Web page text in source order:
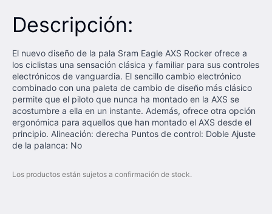
Descripción:
El nuevo diseño de la pala Sram Eagle AXS Rocker ofrece a
los ciclistas una sensación clásica y familiar para sus controles
electrónicos de vanguardia. El sencillo cambio electrónico
combinado con una paleta de cambio de diseño más clásico
permite que el piloto que nunca ha montado en la AXS se
acostumbre a ella en un instante. Además, ofrece otra opción
ergonómica para aquellos que han montado el AXS desde el
principio. Alineación: derecha Puntos de control: Doble Ajuste
de la palanca: No
Los productos están sujetos a confirmación de stock.